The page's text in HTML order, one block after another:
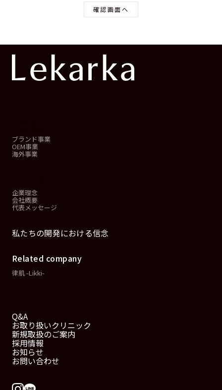
ブランド事業
OEM事業
海外事業
企業理念
会社概要
代表メッセージ
私たちの開発における信念
Related company
律肌 -Likki-
Q&A
お取り扱いクリニック
新規取扱のご案内
採用情報
お知らせ
お問い合わせ